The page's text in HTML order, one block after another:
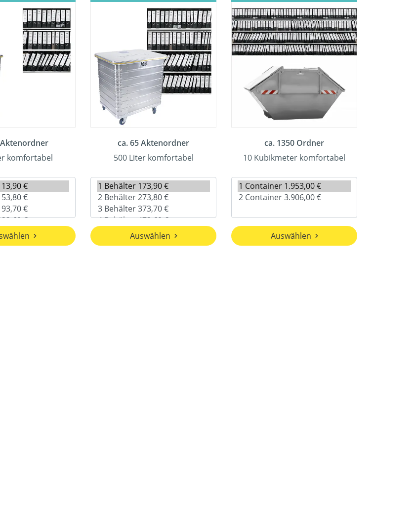
komfortabel
ca. 65 Aktenordner
500 Liter komfortabel
Auswählen
ca. 1350 Ordner
10 Kubikmeter komfortabel
Auswählen